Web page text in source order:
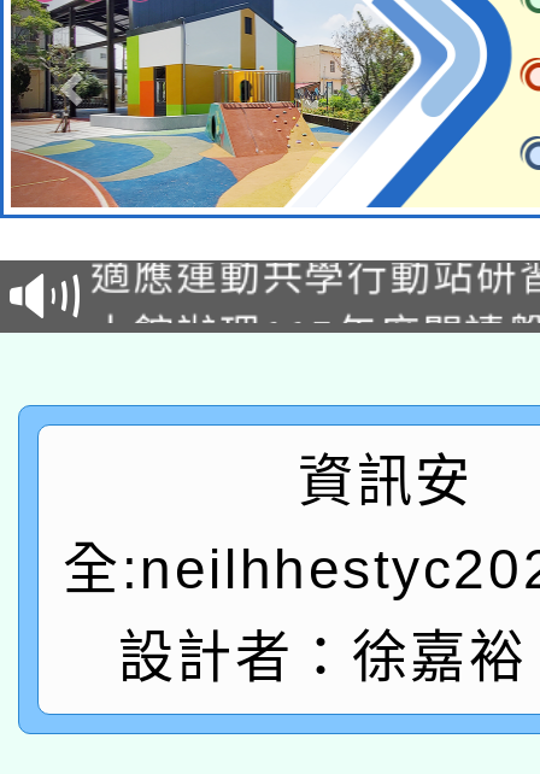
本校115學年度第2次
招甄選結果公告(無人
招)
適應運動共學行動站研
本館辦理115年度閱讀
A3數位素養講師名單
「數位內容與教學軟
pilot」
有關大陸委員會函釋公
薪期間赴陸應申請許可
轉知經濟部水利署委託
業技術研究院辦理「
115年8月22日(星期六
桃園市孔廟祈福系列
2026年桃園地景藝術
資訊安
全
設計者：徐嘉